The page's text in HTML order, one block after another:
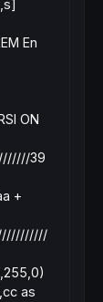
En
ON
39
+
as